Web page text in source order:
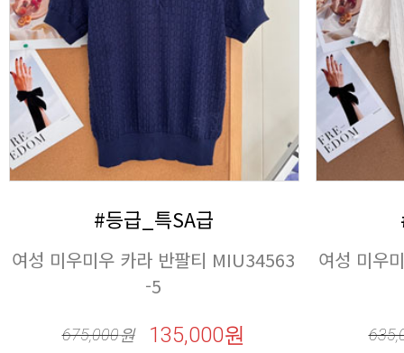
#등급_특SA급
-5
675,000원 135,000원